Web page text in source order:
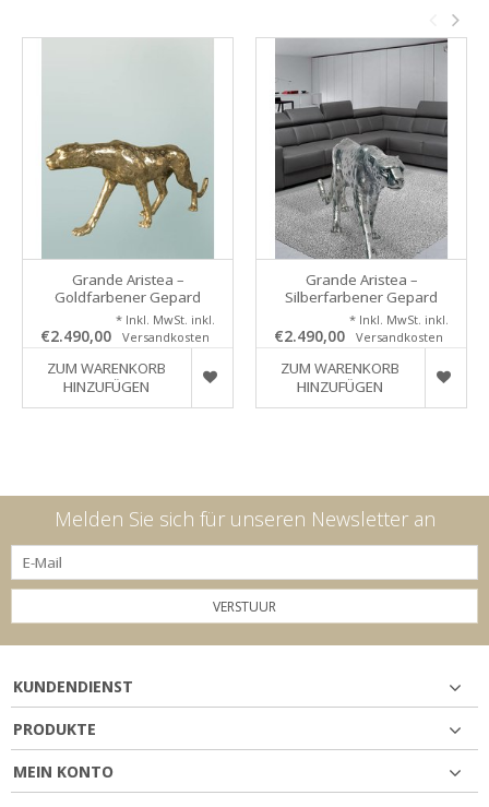
Grande Aristea –
Goldfarbener Gepard
€2.490,00
* Inkl. MwSt. inkl.
Versandkosten
ZUM WARENKORB
HINZUFÜGEN
Grande Aristea –
Silberfarbener Gepard
€2.490,00
* Inkl. MwSt. inkl.
Versandkosten
ZUM WARENKORB
HINZUFÜGEN
Melden Sie sich für unseren Newsletter an
VERSTUUR
KUNDENDIENST
PRODUKTE
MEIN KONTO